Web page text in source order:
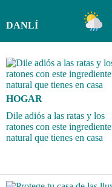
DANLÍ
HOGAR
Dile adiós a las ratas y los
ratones con este ingrediente
natural que tienes en casa